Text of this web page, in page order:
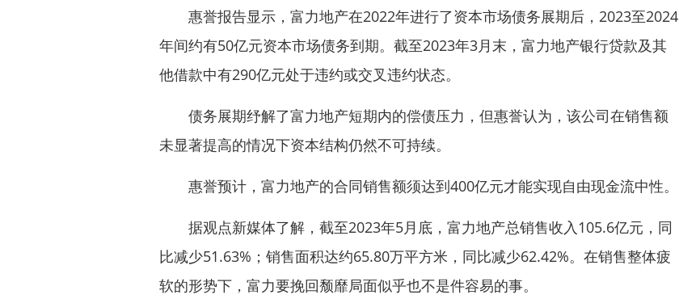
惠誉报告显示，富力地产在2022年进行了资本市场债务展期后，2023至2024
年间约有50亿元资本市场债务到期。截至2023年3月末，富力地产银行贷款及其
他借款中有290亿元处于违约或交叉违约状态。
债务展期纾解了富力地产短期内的偿债压力，但惠誉认为，该公司在销售额
未显著提高的情况下资本结构仍然不可持续。
惠誉预计，富力地产的合同销售额须达到400亿元才能实现自由现金流中性。
据观点新媒体了解，截至2023年5月底，富力地产总销售收入105.6亿元，同
比减少51.63%；销售面积达约65.80万平方米，同比减少62.42%。在销售整体疲
软的形势下，富力要挽回颓靡局面似乎也不是件容易的事。